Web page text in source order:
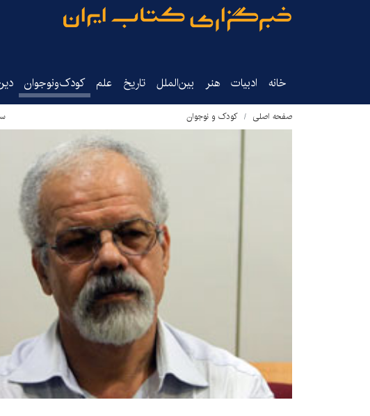
خانه ادبیات هنر بین‌الملل تاریخ‌ علم کودک‌ونوجوان
صفحه اصلی کودک و نوجوان